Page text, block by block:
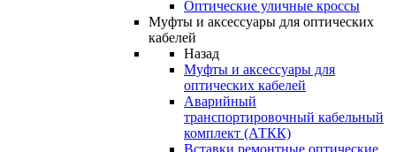
Оптические уличные кроссы
Муфты и аксессуары для оптических
кабелей
Назад
Муфты и аксессуары для
оптических кабелей
Аварийный
транспортировочный кабельный
комплект (АТКК)
Вставки ремонтные оптические